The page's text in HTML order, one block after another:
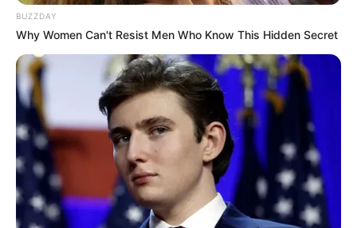
BUZZDAY
Why Women Can't Resist Men Who Know This Hidden Secret